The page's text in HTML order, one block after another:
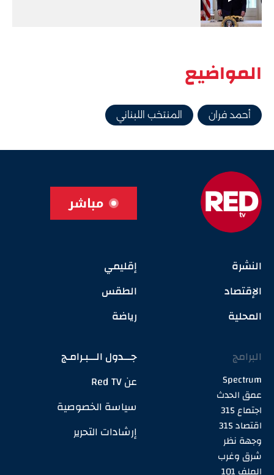
المواضيع
أحمد فران المنتخب اللبناني
مباشر
النشرة
الإقتصاد
المحلية
إقليمي
الطقس
رياضة
البرامج
Spectrum
عمق الحدث
اجتماع 315
اقتصاد 315
وجهة نظر
شرق وغرب
الملف 101
جـــدول الـــبـرامـج
عن Red TV
سياسة الخصوصية
إرشادات التحرير